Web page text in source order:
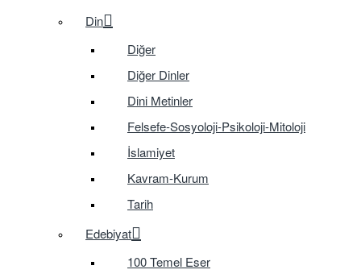
Din
Diğer
Diğer Dinler
Dini Metinler
Felsefe-Sosyoloji-Psikoloji-Mitoloji
İslamiyet
Kavram-Kurum
Tarih
Edebiyat
100 Temel Eser